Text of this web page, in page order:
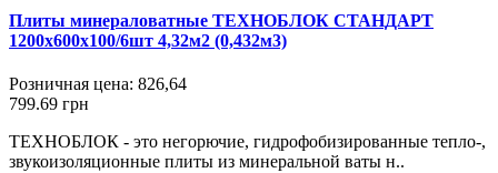
Плиты минераловатные ТЕХНОБЛОК СТАНДАРТ
1200х600х100/6шт 4,32м2 (0,432м3)
Розничная цена: 826,64
799.69 грн
ТЕХНОБЛОК - это негорючие, гидрофобизированные тепло-,
звукоизоляционные плиты из минеральной ваты н..